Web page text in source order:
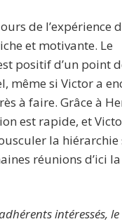
de l’expérience
et motivante. Le
positif d’un point
même si Victor a
à faire. Grâce à
est rapide, et
la hiérarchie
réunions d’ici
intéressés, le